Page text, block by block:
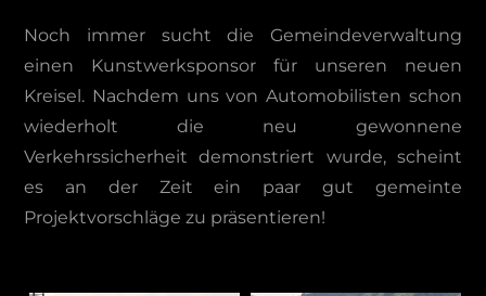
N​och immer sucht die Gemeindeverwaltung
einen Kunstwerksponsor für unseren neuen
Kreisel. Nachdem uns von Automobilisten schon
wiederholt die neu gewonnene
Verkehrssicherheit demonstriert wurde, scheint
es an der Zeit ein paar gut gemeinte
Projektvorschläge zu präsentieren!